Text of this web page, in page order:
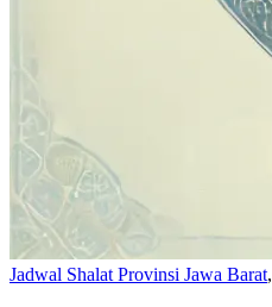
Jadwal Shalat Provinsi Jawa Barat,